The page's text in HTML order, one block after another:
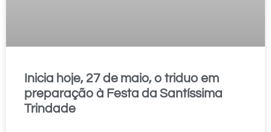
Inicia hoje, 27 de maio, o triduo em
preparação à Festa da Santíssima
Trindade